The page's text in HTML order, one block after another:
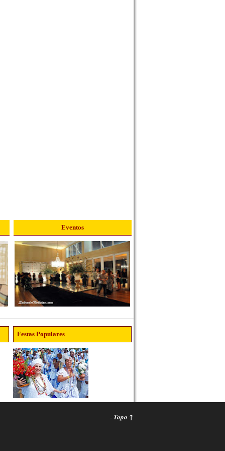
Eventos
Festas Populares
- Topo ↑